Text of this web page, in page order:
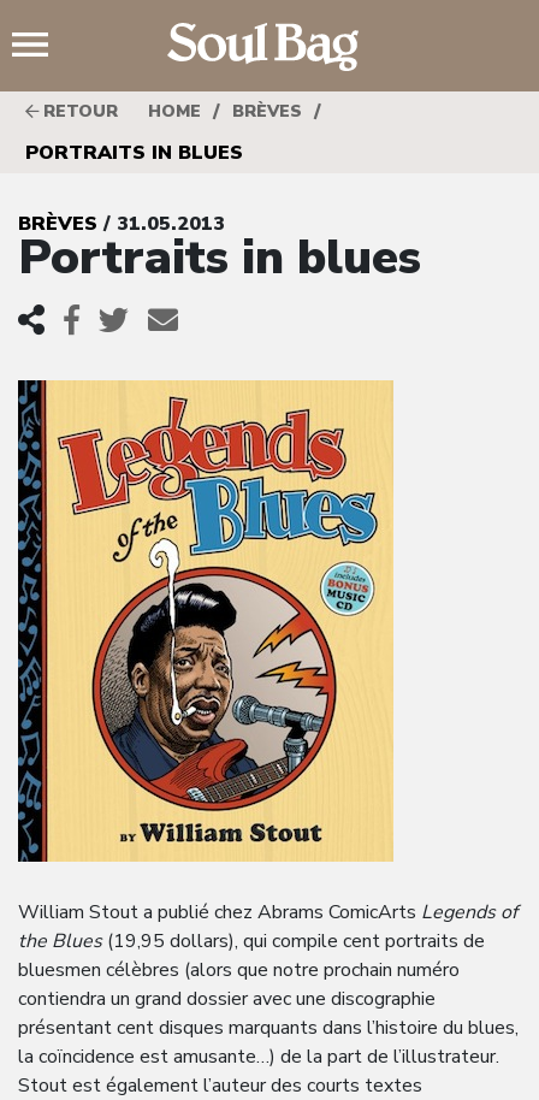
RETOUR HOME / BRÈVES /
PORTRAITS IN BLUES
BRÈVES / 31.05.2013
Portraits in blues
William Stout a publié chez Abrams ComicArts Legends of
the Blues(19,95 dollars), qui compile cent portraits de
bluesmen célèbres (alors que notre prochain numéro
contiendra un grand dossier avec une discographie
présentant cent disques marquants dans l’histoire du blues,
la coïncidence est amusante…) de la part de l’illustrateur.
Stout est également l’auteur des courts textes